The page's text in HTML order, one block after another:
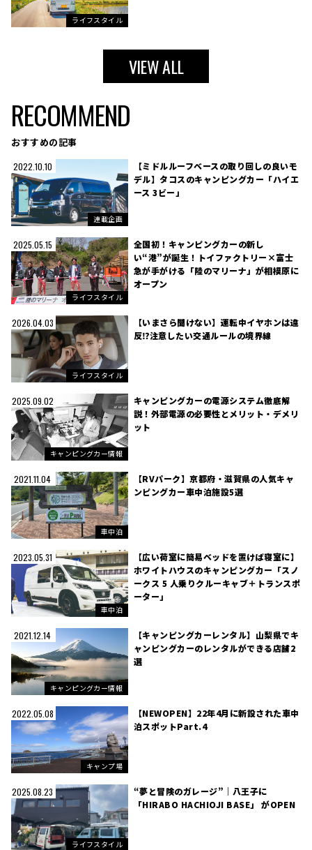
ライフスタイル
VIEW ALL
RECOMMEND
おすすめの記事
2022.10.10
連載企画
【ミドルルーフベースの取り回しの良いモ
デル】タコスのキャンピングカー「ハイエ
ース 3ビー」
2025.05.15
ライフスタイル
全国初！キャンピングカーの新し
い“港”が誕生！トイファクトリー×富士
急が手がける「陸のマリーナ」が相模原に
オープン
2026.04.03
ライフスタイル
【いまさら聞けない】運転中イヤホンは違
反⁉注意したい交通ルールの境界線
2025.09.02
キャンピングカー情報
キャンピングカーの電源システム徹底解
説！外部電源の必要性とメリット・デメリ
ット
2021.11.04
車中泊
【RVパーク】京都府・滋賀県の人気キャ
ンピングカー車中泊施設5選
2023.05.31
車中泊
【広い荷室に簡易ベッドを置けば寝室に】
ホワイトハウスのキャンピングカー「スノ
ークス 5 人乗りクルーキャブ＋トランスポ
ーター」
2021.12.14
キャンピングカー情報
【キャンピングカーレンタル】山梨県でキ
ャンピングカーのレンタルができる店舗2
選
2022.05.08
キャンプ場
【NEWOPEN】22年4月に新設された車中
泊スポットPart.4
2025.08.23
ライフスタイル
“夢と冒険のガレージ”｜八王子に
「HIRABO HACHIOJI BASE」 がOPEN